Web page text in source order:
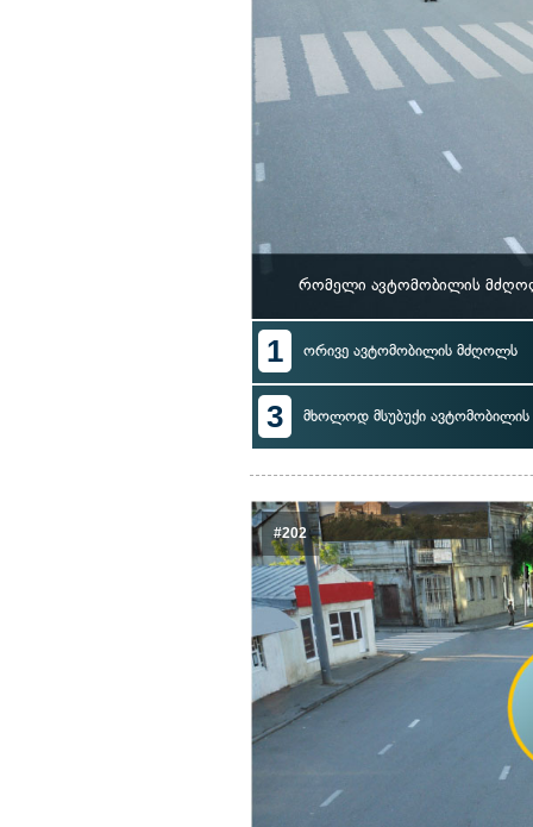
რომელი ავტომობილის
1 ორივე ავტომობილის მძღოლს
3 მხოლოდ მსუბუქი
#202